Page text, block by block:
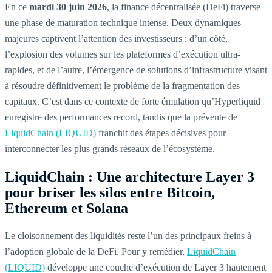
En ce mardi 30 juin 2026, la finance décentralisée (DeFi) traverse
une phase de maturation technique intense. Deux dynamiques
majeures captivent l’attention des investisseurs : d’un côté,
l’explosion des volumes sur les plateformes d’exécution ultra-
rapides, et de l’autre, l’émergence de solutions d’infrastructure visant
à résoudre définitivement le problème de la fragmentation des
capitaux. C’est dans ce contexte de forte émulation qu’Hyperliquid
enregistre des performances record, tandis que la prévente de
LiquidChain (LIQUID) franchit des étapes décisives pour
interconnecter les plus grands réseaux de l’écosystème.
LiquidChain : Une architecture Layer 3
pour briser les silos entre Bitcoin,
Ethereum et Solana
Le cloisonnement des liquidités reste l’un des principaux freins à
l’adoption globale de la DeFi. Pour y remédier, LiquidChain
(LIQUID) développe une couche d’exécution de Layer 3 hautement